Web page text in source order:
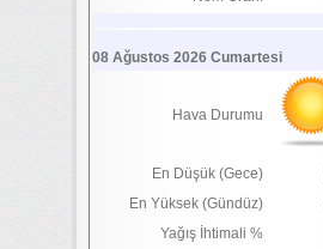
08 Ağustos 2026 Cumartesi
Hava Durumu
En Düşük (Gece)
En Yüksek (Gündüz)
Yağış İhtimali %